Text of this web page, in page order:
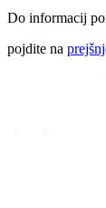
Do informacij
pojdite na